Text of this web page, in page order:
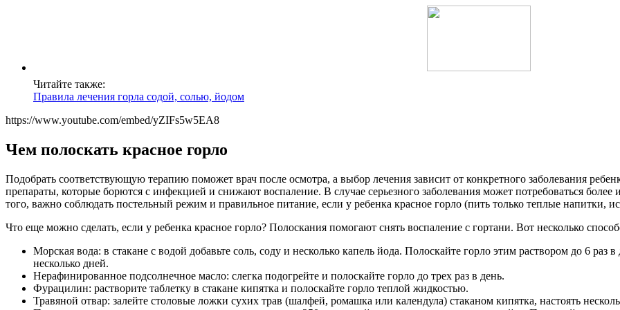
Читайте также:
Правила лечения горла содой, солью, йодом
https://www.youtube.com/embed/yZIFs5w5EA8
Чем полоскать красное горло
Подобрать соответствующую терапию поможет врач после осмотра, а выбор лечения зависит от конкретного заболевания
препараты, которые борются с инфекцией и снижают воспаление. В случае серьезного заболевания может потребоваться
того, важно соблюдать постельный режим и правильное питание, если у ребенка красное горло (пить только теплые напитки,
Что еще можно сделать, если у ребенка красное горло? Полоскания помогают снять воспаление с гортани. Вот несколько
Морская вода: в стакане с водой добавьте соль, соду и несколько капель йода. Полоскайте горло этим раствором до 6
несколько дней.
Нерафинированное подсолнечное масло: слегка подогрейте и полоскайте горло до трех раз в день.
Фурацилин: растворите таблетку в стакане кипятка и полоскайте горло теплой жидкостью.
Травяной отвар: залейте столовые ложки сухих трав (шалфей, ромашка или календула) стаканом кипятка, настоять